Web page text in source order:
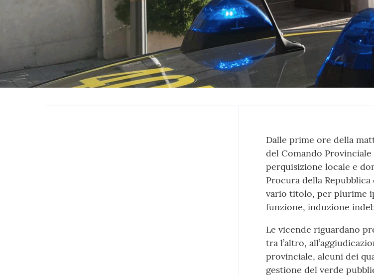
Contenuto
Dalle prime ore della
del Comando
perquisizione locale e
Procura della
vario titolo, per plurime
funzione, induzione
Le vicende riguardano
tra l’altro,
provinciale, alcuni dei
gestione del verde